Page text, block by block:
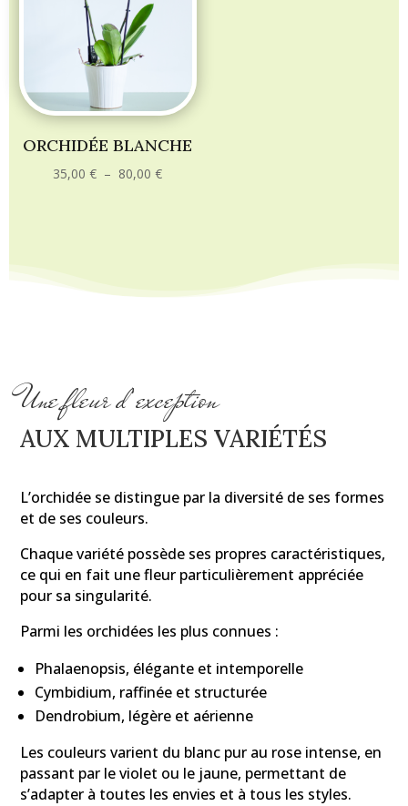
ORCHIDÉE BLANCHE
35,00€ – 80,00€Plage
Une fleur d’exception
AUX MULTIPLES VARIÉTÉS
L’orchidée se distingue par la diversité de ses formes
et de ses couleurs.
Chaque variété possède ses propres caractéristiques,
ce qui en fait une fleur particulièrement appréciée
pour sa singularité.
Parmi les orchidées les plus connues :
Phalaenopsis, élégante et intemporelle
Cymbidium, raffinée et structurée
Dendrobium, légère et aérienne
Les couleurs varient du blanc pur au rose intense, en
passant par le violet ou le jaune, permettant de
s’adapter à toutes les envies et à tous les styles.